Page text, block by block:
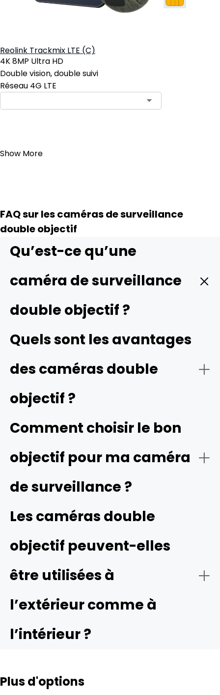
Reolink Trackmix LTE (C)
4K 8MP Ultra HD
Double vision, double suivi
Réseau 4G LTE
Show More
FAQ sur les caméras de surveillance
double objectif
Qu’est-ce qu’une
caméra de surveillance
double objectif ?
Une caméra de surveillance double objectif est un
dispositif de surveillance équipé de deux objectifs
des deux objectifs élargit le champ de vision de la
traditionnelles.
Quels sont les avantages
des caméras double
objectif ?
Comment choisir le bon
objectif pour ma caméra
de surveillance ?
Les caméras double
objectif peuvent-elles
être utilisées à
l’extérieur comme à
l’intérieur ?
Plus d'options